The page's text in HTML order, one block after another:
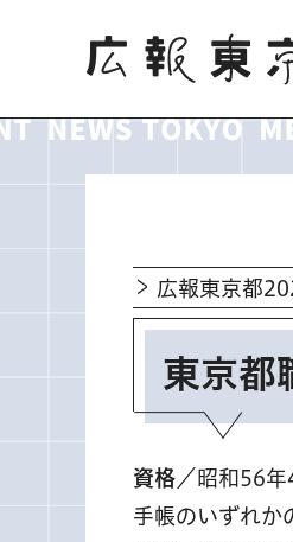
広報東京都
広報東京都
東京都
資格 ／昭和56
手帳のいずれか